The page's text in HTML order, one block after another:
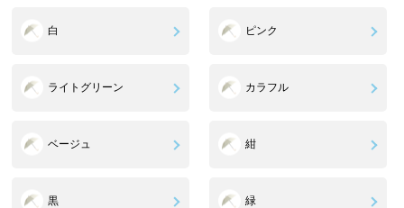
白 ピンク
ライトグリーン カラフル
ベージュ 紺
黒 緑